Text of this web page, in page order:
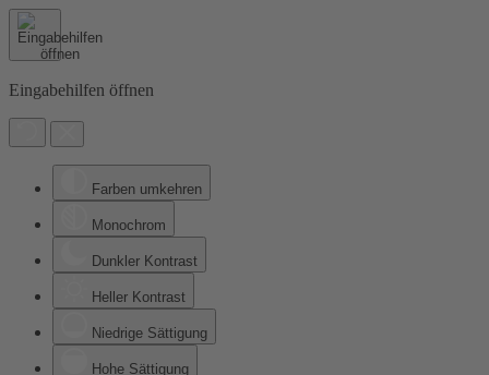
Eingabehilfen öffnen
Farben umkehren
Monochrom
Dunkler Kontrast
Heller Kontrast
Niedrige Sättigung
Hohe Sättigung